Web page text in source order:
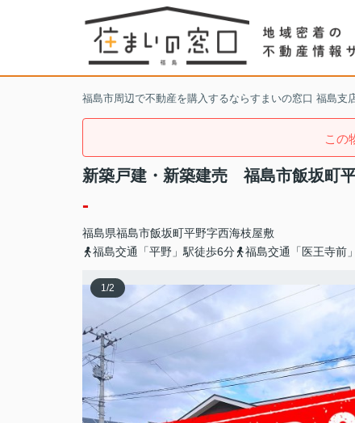
福島市周辺で不動産を購入するならすまいの窓口 福島支
この
新築戸建・新築建売 福島市飯坂町
-
福島県福島市飯坂町平野字西海枝屋敷
福島交通「平野」駅徒歩6分
福島交通「医王寺前
1/2